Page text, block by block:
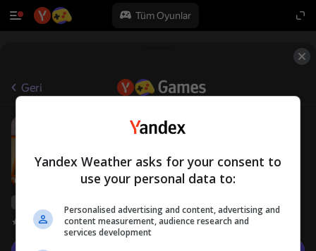
Tüm Oyunlar
Geri
Zomblox 12+
Korku
Aksiyon oyunları
4,2 Oyuncu değerlendirmeleri
Yandex Weather asks for your consent to
use your personal data to:
Personalised advertising and content, advertising and
content measurement, audience research and
services development